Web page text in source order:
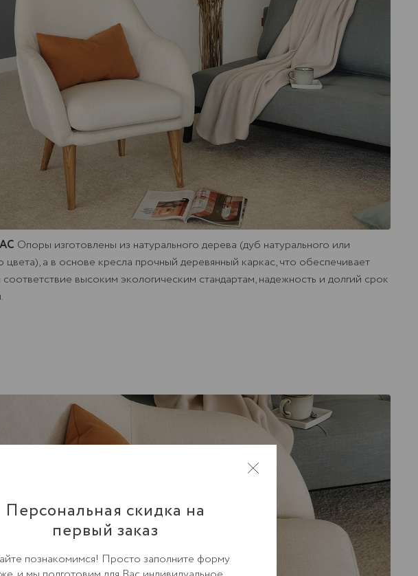
Опоры изготовлены из натурального дерева (дуб натурального или
цвета), а в основе кресла прочный деревянный каркас, что обеспечивает
высоким экологическим стандартам, надежность и долгий срок
Персональная скидка на
первый заказ
познакомимся! Просто заполните форму